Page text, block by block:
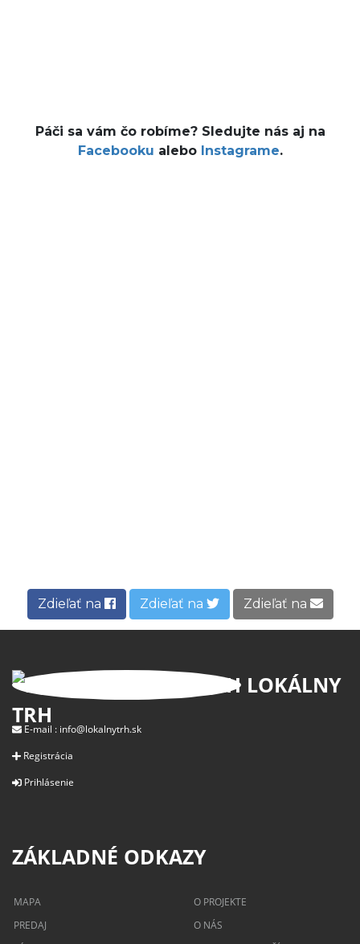
Páči sa vám čo robíme? Sledujte nás aj na
Facebooku alebo Instagrame.
Zdieľať na Zdieľať na Zdieľať na
LOKÁLNY
TRH
E-mail : info@lokalnytrh.sk
Registrácia
Prihlásenie
ZÁKLADNÉ ODKAZY
MAPA
PREDAJ
O PROJEKTE
O NÁS